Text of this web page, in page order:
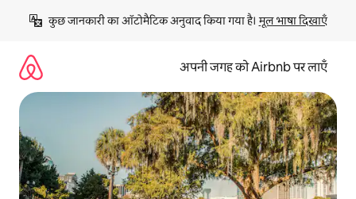
छोड़कर
कॉन्टेंट
कुछ जानकारी का ऑटोमैटिक अनुवाद किया गया है। मूल भाषा दिखाएँ
अपनी जगह को Airbnb पर लाएँ